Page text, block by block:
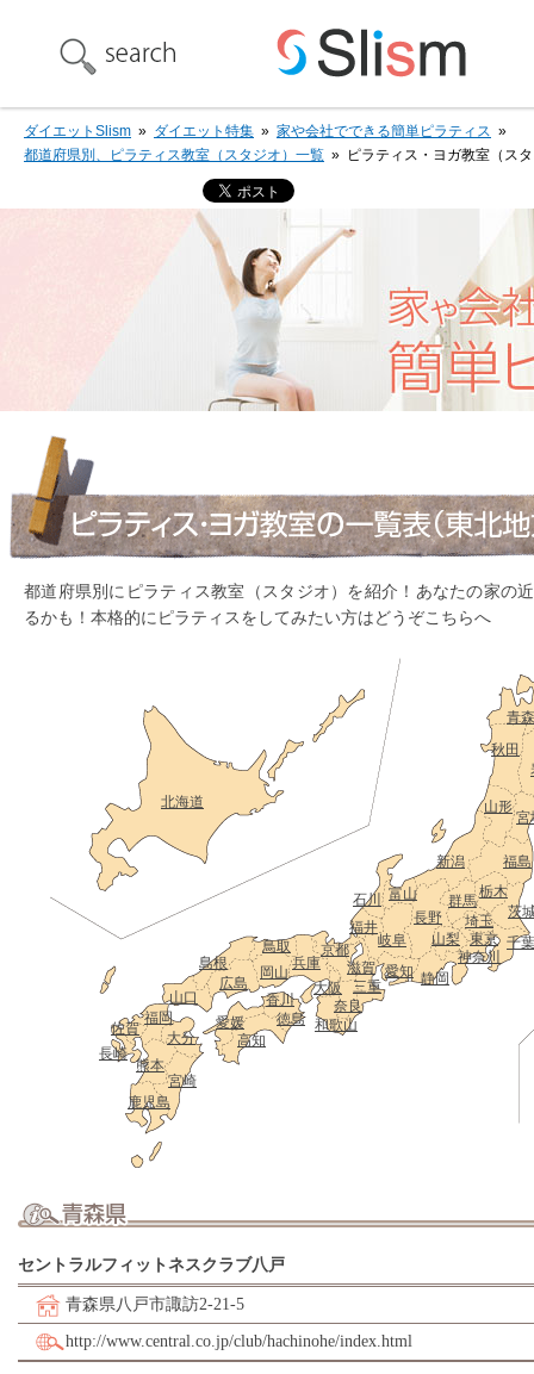
ダイエットSlism » ダイエット特集 » 家や会社でできる簡単ピラティス »
都道府県別、ピラティス教室（スタジオ）一覧 » ピラティス・ヨガ教室（ス
都道府県別にピラティス教室（スタジオ）を紹介！あなたの家の
るかも！本格的にピラティスをしてみたい方はどうぞこちらへ
北海道
青森
秋田
宮
山形
福島
茨
栃木
群馬
埼玉
千葉
東京
神奈川
新潟
富山
石川
福井
山梨
長野
岐阜
静岡
愛知
三重
滋賀
京都
大阪
兵庫
奈良
和歌山
鳥取
島根
岡山
広島
山口
徳島
香川
愛媛
高知
福岡
佐賀
長崎
熊本
大分
宮崎
鹿児島
セントラルフィットネスクラブ八戸
青森県八戸市諏訪2-21-5
http://www.central.co.jp/club/hachinohe/index.html